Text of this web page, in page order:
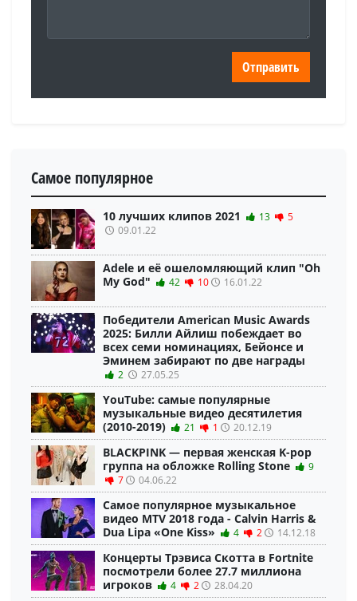
Самое популярное
10 лучших клипов 2021 13
5
09.01.22
Adele и её ошеломляющий клип "Oh
My God"
42 10 16.01.22
Победители American Music Awards
2025: Билли Айлиш побеждает во
всех семи номинациях, Бейонсе и
Эминем забирают по две награды
2 27.05.25
YouTube: самые популярные
музыкальные видео десятилетия
(2010-2019)
21 1 20.12.19
BLACKPINK — первая женская K-pop
группа на обложке Rolling Stone
9
7
04.06.22
Самое популярное музыкальное
видео MTV 2018 года - Calvin Harris &
Dua Lipa «One Kiss»
4 2 14.12.18
Концерты Трэвиса Скотта в Fortnite
посмотрели более 27.7 миллиона
игроков
4 2 28.04.20